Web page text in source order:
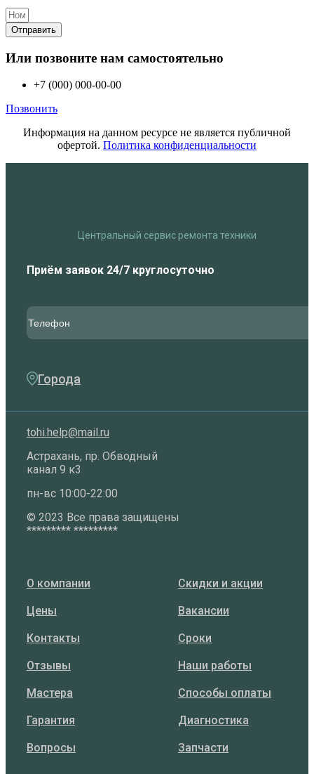
Отправить
Или позвоните нам самостоятельно
+7 (000) 000-00-00
Позвонить
Информация на данном ресурсе не является публичной
офертой. Политика конфиденциальности
Центральный сервис ремонта техники
Города
Приём заявок 24/7 круглосуточно
tohi.help@mail.ru
Астрахань, пр. Обводный
канал 9 к3
пн-вс 10:00-22:00
©️ 2023 Все права защищены
********* *********
О компании
Цены
Контакты
Отзывы
Мастера
Гарантия
Вопросы
Скидки и акции
Вакансии
Сроки
Наши работы
Способы оплаты
Диагностика
Запчасти